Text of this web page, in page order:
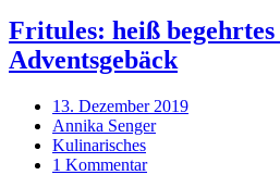
Fritules: heiß
Adventsgebäck
13. Dezember 2019
Annika Senger
Kulinarisches
1 Kommentar